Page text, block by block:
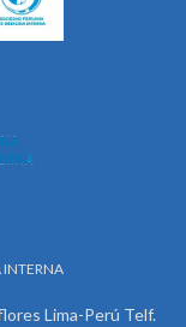
INTERNA
Lima-Perú Telf.